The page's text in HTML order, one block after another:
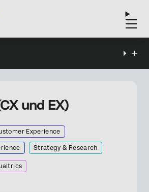
und EX)
Experience
Strategy & Research